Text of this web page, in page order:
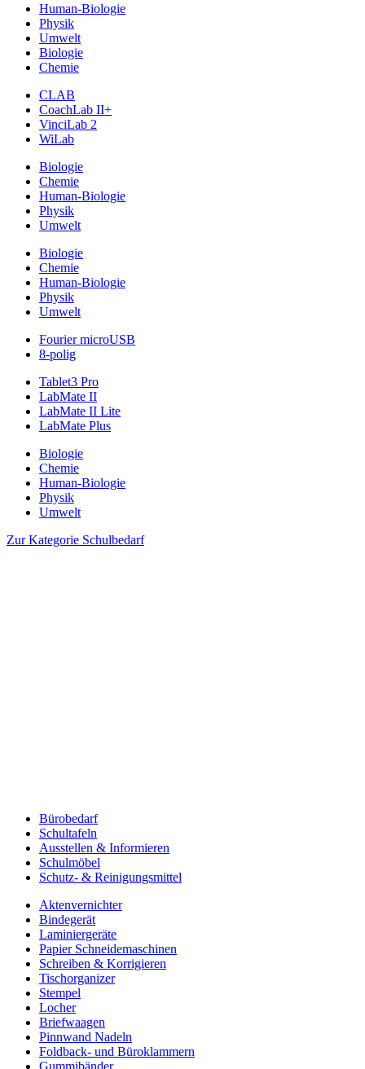
Human-Biologie
Physik
Umwelt
Biologie
Chemie
CLAB
CoachLab II+
VinciLab 2
WiLab
Biologie
Chemie
Human-Biologie
Physik
Umwelt
Biologie
Chemie
Human-Biologie
Physik
Umwelt
Fourier microUSB
8-polig
Tablet3 Pro
LabMate II
LabMate II Lite
LabMate Plus
Biologie
Chemie
Human-Biologie
Physik
Umwelt
Zur Kategorie Schulbedarf
Bürobedarf
Schultafeln
Ausstellen & Informieren
Schulmöbel
Schutz- & Reinigungsmittel
Aktenvernichter
Bindegerät
Laminiergeräte
Papier Schneidemaschinen
Schreiben & Korrigieren
Tischorganizer
Stempel
Locher
Briefwaagen
Pinnwand Nadeln
Foldback- und Büroklammern
Gummibänder